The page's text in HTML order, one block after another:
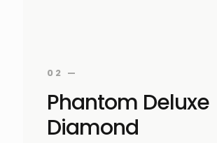
02 —
Phantom Deluxe
Diamond